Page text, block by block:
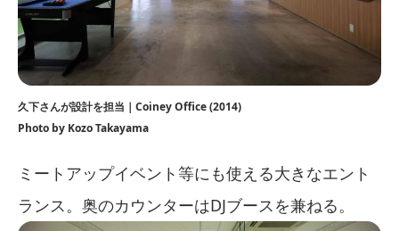
久下さんが設計を担当｜Coiney Office (2014)
Photo by Kozo Takayama
ミートアップイベント等にも使える大きなエント
ランス。奥のカウンターはDJブースを兼ねる。